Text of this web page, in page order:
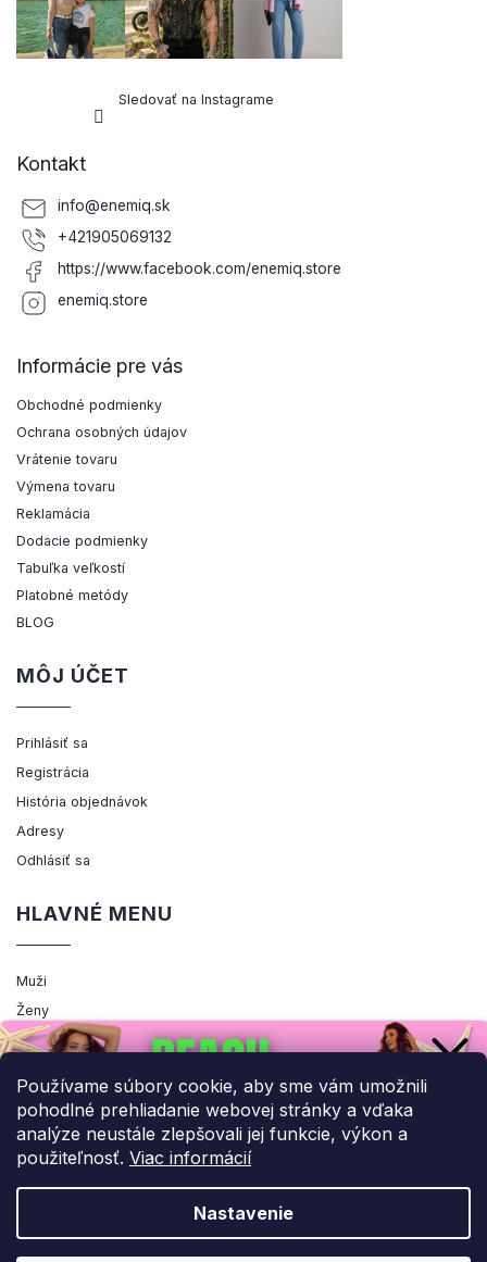
Používame súbory cookie, aby sme vám umožnili
pohodlné prehliadanie webovej stránky a vďaka
analýze neustále zlepšovali jej funkcie, výkon a
použiteľnosť. Viac informácií
Nastavenie
Sledovať na Instagrame
Kontakt
info@enemiq.sk
+421905069132
https://www.facebook.com/enemiq.store
enemiq.store
Informácie pre vás
Obchodné podmienky
Ochrana osobných údajov
Vrátenie tovaru
Výmena tovaru
Reklamácia
Dodacie podmienky
Tabuľka veľkostí
Platobné metódy
BLOG
MÔJ ÚČET
Prihlásiť sa
Registrácia
História objednávok
Adresy
Odhlásiť sa
HLAVNÉ MENU
Muži
Ženy
Výpredaj
Copyright 2026ENEMIQ.SK. Všetky práva vyhradené.